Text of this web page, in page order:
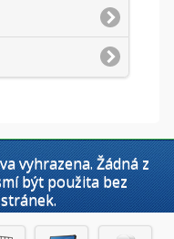
vyhrazena. Žádná z
být použita bez